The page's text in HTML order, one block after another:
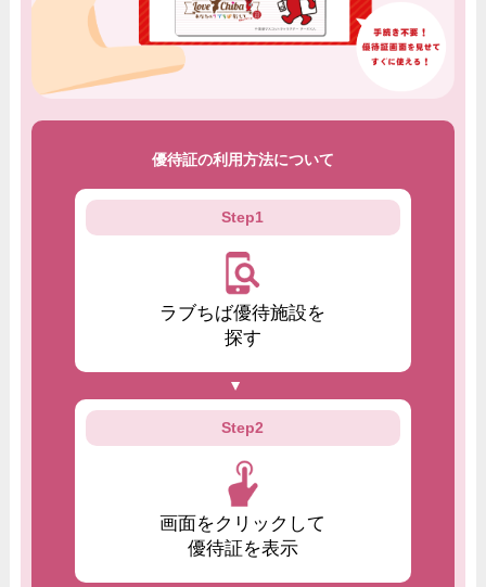
優待証の利用方法について
Step1
ラブちば優待施設を
探す
Step2
画面をクリックして
優待証を表示